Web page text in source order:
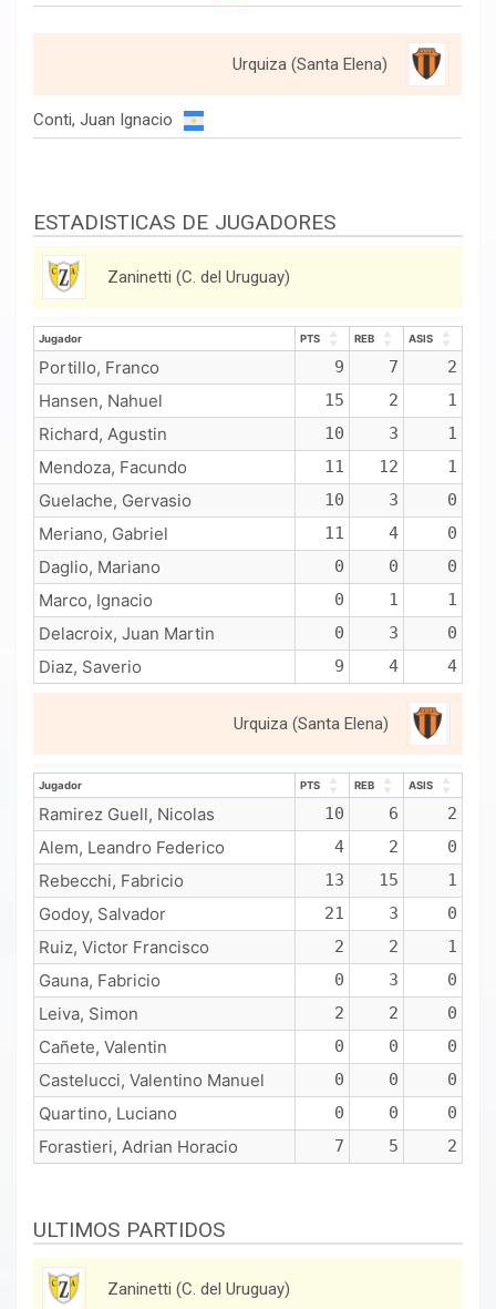
Urquiza (Santa Elena)
Conti, Juan Ignacio
ESTADISTICAS DE JUGADORES
Zaninetti (C. del Uruguay)
Jugador PTS REB
ASIS
Jugador
Portillo, Franco 9 7 2
Hansen, Nahuel 15 2 1
Richard, Agustin 10 3 1
Mendoza, Facundo 11 12 1
Guelache, Gervasio 10 3 0
Meriano, Gabriel 11 4 0
Daglio, Mariano 0 0 0
Marco, Ignacio 0 1 1
Delacroix, Juan Martin 0 3 0
Diaz, Saverio 9 4 4
Urquiza (Santa Elena)
Jugador PTS REB
ASIS
Jugador
Ramirez Guell, Nicolas 10 6 2
Alem, Leandro Federico 4 2 0
Rebecchi, Fabricio 13 15 1
Godoy, Salvador 21 3 0
Ruiz, Victor Francisco 2 2 1
Gauna, Fabricio 0 3 0
Leiva, Simon 2 2 0
Cañete, Valentin 0 0 0
Castelucci, Valentino Manuel 0 0 0
Quartino, Luciano 0 0 0
Forastieri, Adrian Horacio 7 5 2
ULTIMOS PARTIDOS
Zaninetti (C. del Uruguay)